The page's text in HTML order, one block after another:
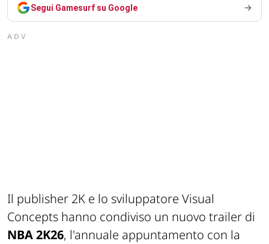
Segui Gamesurf su Google
ADV
Il publisher 2K e lo sviluppatore Visual
Concepts hanno condiviso un nuovo trailer di
NBA 2K26, l'annuale appuntamento con la